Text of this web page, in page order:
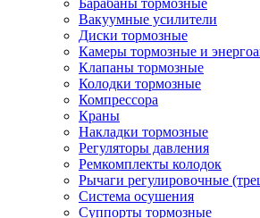
Барабаны тормозные
Вакуумные усилители
Диски тормозные
Камеры тормозные и
Клапаны тормозные
Колодки тормозные
Компрессора
Краны
Накладки тормозные
Регуляторы давления
Ремкомплекты колодок
Рычаги регулировочные
Система осушения
Суппорты тормозные